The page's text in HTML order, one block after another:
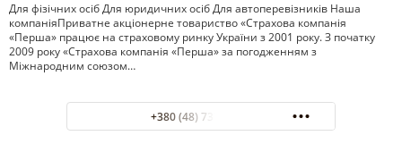
Для фізічних осіб Для юридичних осіб Для автоперевізників Наша
компаніяПриватне акціонерне товариство «Страхова компанія
«Перша» працює на страховому ринку України з 2001 року. З початку
2009 року «Страхова компанія «Перша» за погодженням з
Міжнародним союзом…
+380 (48) 737-59-00